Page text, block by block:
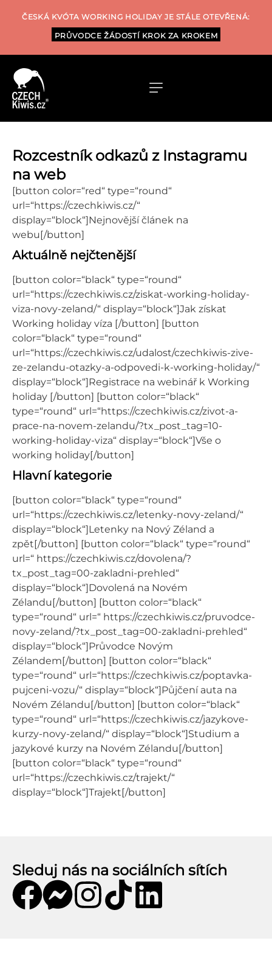
ČESKÁ KVÓTA WORKING HOLIDAY JE STÁLE OTEVŘENÁ:
PRŮVODCE ŽÁDOSTÍ KROK ZA KROKEM
Rozcestník odkazů z Instagramu
na web
[button color=“red“ type=“round“
url=“https://czechkiwis.cz/“
display=“block“]Nejnovější článek na
webu[/button]
Aktuálně nejčtenější
[button color=“black“ type=“round“
url=“https://czechkiwis.cz/ziskat-working-holiday-
viza-novy-zeland/“ display=“block“]Jak získat
Working holiday víza [/button] [button
color=“black“ type=“round“
url=“https://czechkiwis.cz/udalost/czechkiwis-zive-
ze-zelandu-otazky-a-odpovedi-k-working-holiday/“
display=“block“]Registrace na webinář k Working
holiday [/button] [button color=“black“
type=“round“ url=“https://czechkiwis.cz/zivot-a-
prace-na-novem-zelandu/?tx_post_tag=10-
working-holiday-viza“ display=“block“]Vše o
working holiday[/button]
Hlavní kategorie
[button color=“black“ type=“round“
url=“https://czechkiwis.cz/letenky-novy-zeland/“
display=“block“]Letenky na Nový Zéland a
zpět[/button] [button color=“black“ type=“round“
url=“ https://czechkiwis.cz/dovolena/?
tx_post_tag=00-zakladni-prehled“
display=“block“]Dovolená na Novém
Zélandu[/button] [button color=“black“
type=“round“ url=“ https://czechkiwis.cz/pruvodce-
novy-zeland/?tx_post_tag=00-zakladni-prehled“
display=“block“]Průvodce Novým
Zélandem[/button] [button color=“black“
type=“round“ url=“https://czechkiwis.cz/poptavka-
pujceni-vozu/“ display=“block“]Půjčení auta na
Novém Zélandu[/button] [button color=“black“
type=“round“ url=“https://czechkiwis.cz/jazykove-
kurzy-novy-zeland/“ display=“block“]Studium a
jazykové kurzy na Novém Zélandu[/button]
[button color=“black“ type=“round“
url=“https://czechkiwis.cz/trajekt/“
display=“block“]Trajekt[/button]
Sleduj nás na sociálních sítích